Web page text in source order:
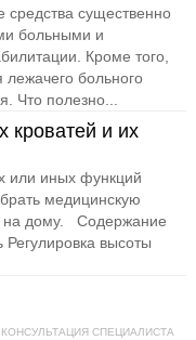
существенно
больными и
Кроме того,
лежачего больного
Что полезно...
кроватей и их
или иных функций
медицинскую
на дому. Содержание
Регулировка высоты
СПЕЦИАЛИСТА